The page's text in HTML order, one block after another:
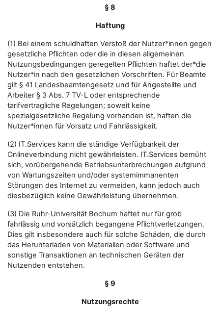
§ 8
Haftung
(1) Bei einem schuldhaften Verstoß der Nutzer*innen gegen
gesetzliche Pflichten oder die in diesen allgemeinen
Nutzungsbedingungen geregelten Pflichten haftet der*die
Nutzer*in nach den gesetzlichen Vorschriften. Für Beamte
gilt § 41 Landesbeamtengesetz und für Angestellte und
Arbeiter § 3 Abs. 7 TV-L oder entsprechende
tarifvertragliche Regelungen; soweit keine
spezialgesetzliche Regelung vorhanden ist, haften die
Nutzer*innen für Vorsatz und Fahrlässigkeit.
(2) IT.Services kann die ständige Verfügbarkeit der
Onlineverbindung nicht gewährleisten. IT.Services bemüht
sich, vorübergehende Betriebsunterbrechungen aufgrund
von Wartungszeiten und/oder systemimmanenten
Störungen des Internet zu vermeiden, kann jedoch auch
diesbezüglich keine Gewährleistung übernehmen.
(3) Die Ruhr-Universität Bochum haftet nur für grob
fahrlässig und vorsätzlich begangene Pflichtverletzungen.
Dies gilt insbesondere auch für solche Schäden, die durch
das Herunterladen von Materialien oder Software und
sonstige Transaktionen an technischen Geräten der
Nutzenden entstehen.
§ 9
Nutzungsrechte